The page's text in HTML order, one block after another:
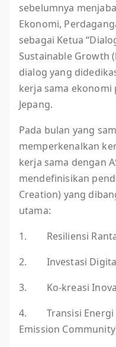
sebelumnya
Ekonomi,
sebagai Ketua
Sustainable Growth
dialog yang
kerja sama ekonomi
Jepang.
Pada bulan yang
memperkenalkan
kerja sama dengan
mendefinisikan
Creation) yang
utama:
1. Resiliensi
2. Investasi Digital
3. Ko-kreasi
4. Transisi Energi
Emission